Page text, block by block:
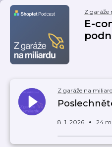
Z garáže
E-
Z garáže na
8. 1. 2026 24